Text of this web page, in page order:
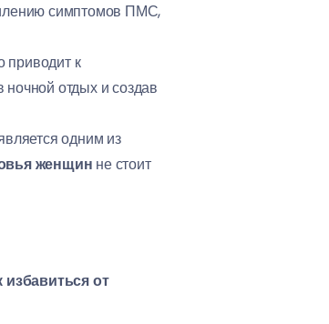
симптомов ПМС,
к
ночной отдых и создав
одним из
женщин не стоит
избавиться от